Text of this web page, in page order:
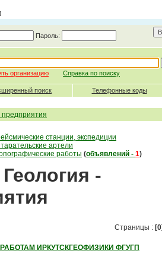
Пароль:
организацию Справка по поиску
поиск Телефонные коды
предприятия
станции, экспедиции
артели
работы (объявлений - 1)
-
Страницы : [0]
ИРКУТСКГЕОФИЗИКИ ФГУГП